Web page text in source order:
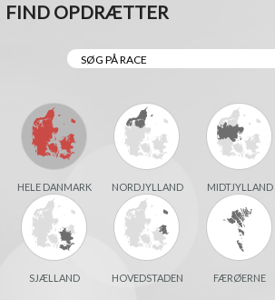
FIND OPDRÆTTER
HELE DANMARK NORDJYLLAND MIDTJYLLAND
SJÆLLAND HOVEDSTADEN FÆRØERNE